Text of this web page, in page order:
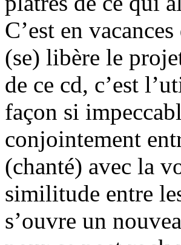
C’est en
(se) libère le
de ce cd, c’est
façon si
conjointement
(chanté) avec la
similitude entre
s’ouvre un